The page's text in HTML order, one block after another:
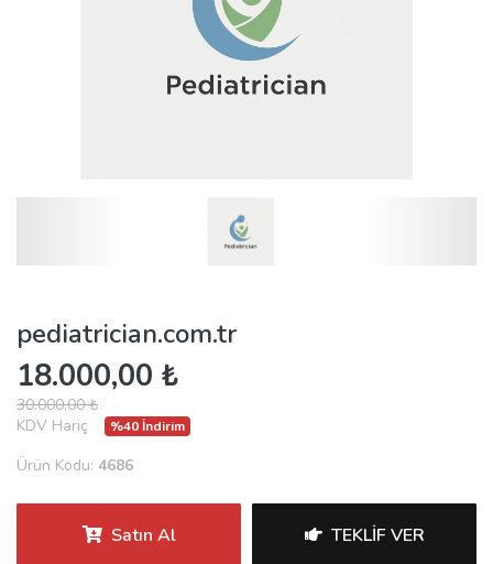
pediatrician.com.tr
18.000,00 ₺
30.000,00 ₺
KDV Hariç
%40 İndirim
Ürün Kodu: 4686
Satın Al TEKLIF VER